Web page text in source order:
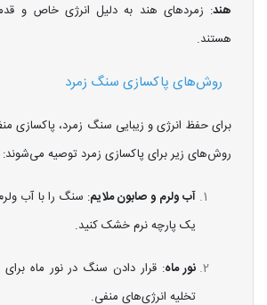
هند: زمردهای هند به دلیل انرژی خاص و
هستند.
روش‌های پاکسازی سنگ زمرد
برای حفظ انرژی و زیبایی سنگ زمرد،
روش‌های زیر برای پاکسازی زمرد توصیه می‌شوند:
آب ولرم و صابون ملایم: سنگ را با آب
یک پارچه نرم خشک کنید.
نور ماه: قرار دادن سنگ در نور ماه
تخلیه انرژی‌های منفی.